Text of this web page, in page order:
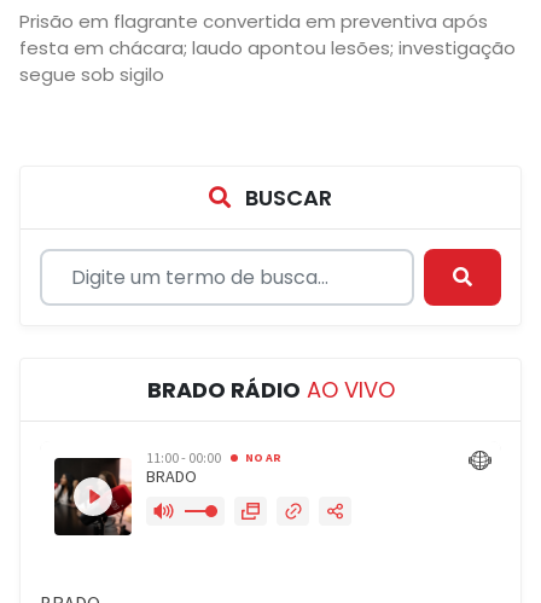
Prisão em flagrante convertida em preventiva após
festa em chácara; laudo apontou lesões; investigação
segue sob sigilo
BUSCAR
BRADO RÁDIO AO VIVO